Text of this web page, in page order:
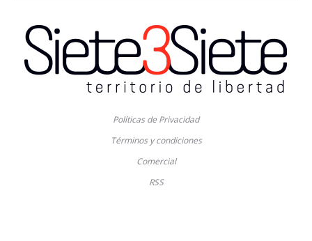
Políticas de Privacidad
Términos y condiciones
Comercial
RSS